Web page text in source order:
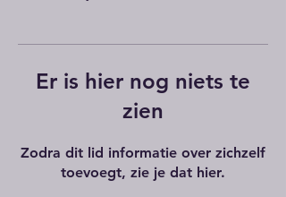
Er is hier nog niets te
zien
Zodra dit lid informatie over zichzelf
toevoegt, zie je dat hier.